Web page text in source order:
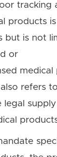
tracking
products
but is not
or
medical
refers
supply